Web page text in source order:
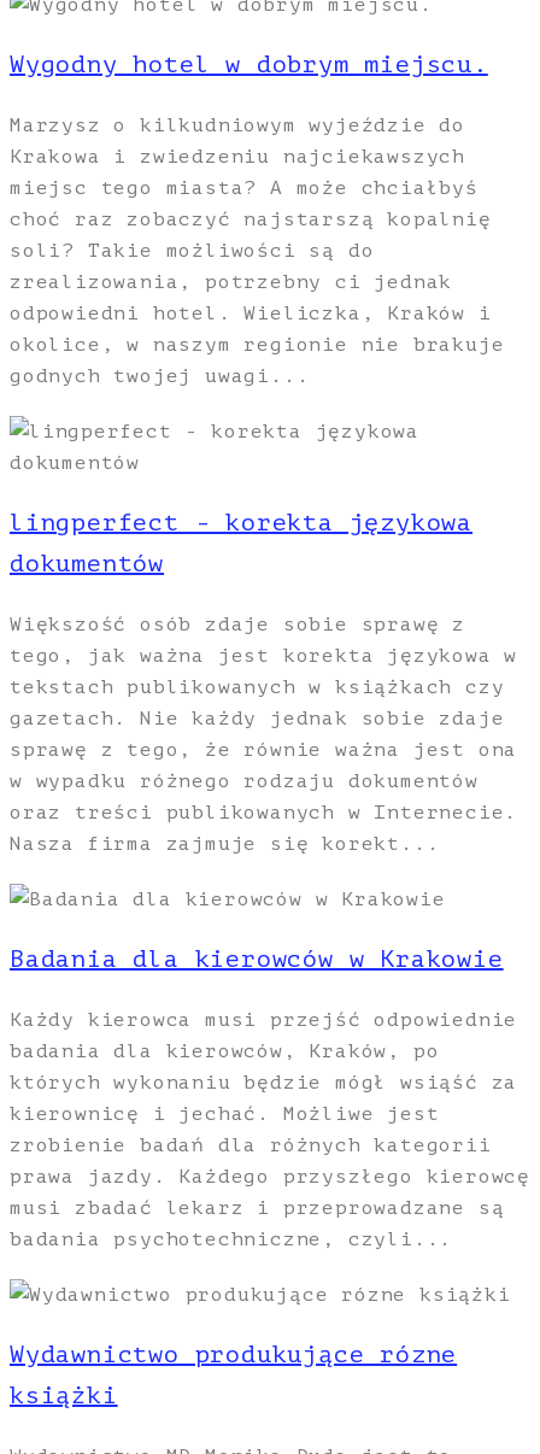
Wygodny hotel w dobrym miejscu.
Marzysz o kilkudniowym wyjeździe do
Krakowa i zwiedzeniu najciekawszych
miejsc tego miasta? A może chciałbyś
choć raz zobaczyć najstarszą kopalnię
soli? Takie możliwości są do
zrealizowania, potrzebny ci jednak
odpowiedni hotel. Wieliczka, Kraków i
okolice, w naszym regionie nie brakuje
godnych twojej uwagi...
lingperfect - korekta językowa
dokumentów
Większość osób zdaje sobie sprawę z
tego, jak ważna jest korekta językowa w
tekstach publikowanych w książkach czy
gazetach. Nie każdy jednak sobie zdaje
sprawę z tego, że równie ważna jest ona
w wypadku różnego rodzaju dokumentów
oraz treści publikowanych w Internecie.
Nasza firma zajmuje się korekt...
Badania dla kierowców w Krakowie
Każdy kierowca musi przejść odpowiednie
badania dla kierowców, Kraków, po
których wykonaniu będzie mógł wsiąść za
kierownicę i jechać. Możliwe jest
zrobienie badań dla różnych kategorii
prawa jazdy. Każdego przyszłego kierowcę
musi zbadać lekarz i przeprowadzane są
badania psychotechniczne, czyli...
Wydawnictwo produkujące rózne
książki